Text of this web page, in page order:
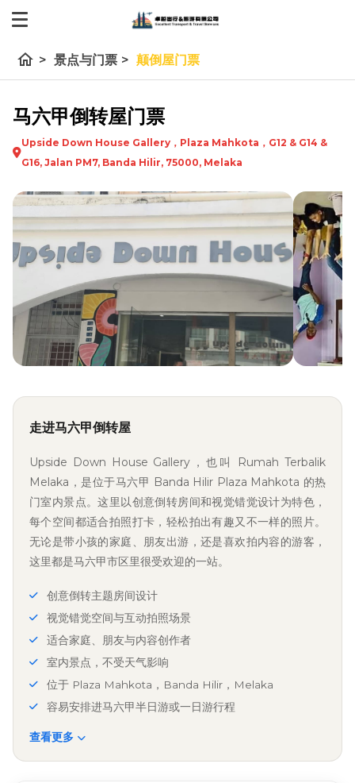
home > 景点与门票 > 颠倒屋门票
马六甲倒转屋门票
Upside Down House Gallery，Plaza Mahkota，G12 & G14 &
G16, Jalan PM7, Banda Hilir, 75000, Melaka
走进马六甲倒转屋
Upside Down House Gallery，也叫 Rumah Terbalik
Melaka，是位于马六甲 Banda Hilir Plaza Mahkota 的热
门室内景点。这里以创意倒转房间和视觉错觉设计为特色，
每个空间都适合拍照打卡，轻松拍出有趣又不一样的照片。
无论是带小孩的家庭、朋友出游，还是喜欢拍内容的游客，
这里都是马六甲市区里很受欢迎的一站。
创意倒转主题房间设计
视觉错觉空间与互动拍照场景
适合家庭、朋友与内容创作者
室内景点，不受天气影响
位于 Plaza Mahkota，Banda Hilir，Melaka
容易安排进马六甲半日游或一日游行程
查看更多